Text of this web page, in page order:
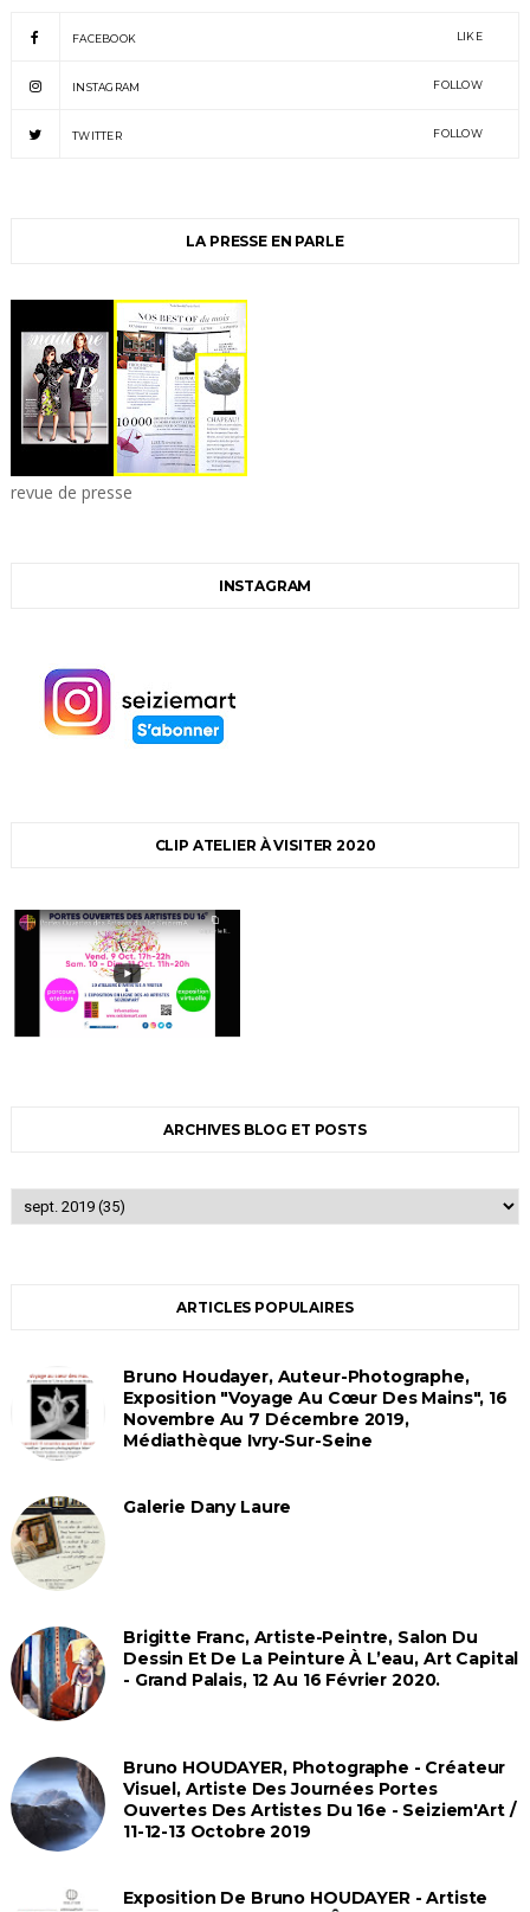
FACEBOOK LIKE
INSTAGRAM FOLLOW
TWITTER FOLLOW
LA PRESSE EN PARLE
revue de presse
INSTAGRAM
CLIP ATELIER À VISITER 2020
ARCHIVES BLOG ET POSTS
ARTICLES POPULAIRES
Bruno Houdayer, Auteur-Photographe,
Exposition "Voyage Au Cœur Des Mains", 16
Novembre Au 7 Décembre 2019,
Médiathèque Ivry-Sur-Seine
Galerie Dany Laure
Brigitte Franc, Artiste-Peintre, Salon Du
Dessin Et De La Peinture À L’eau, Art Capital
- Grand Palais, 12 Au 16 Février 2020.
Bruno HOUDAYER, Photographe - Créateur
Visuel, Artiste Des Journées Portes
Ouvertes Des Artistes Du 16e - Seiziem'Art /
11-12-13 Octobre 2019
Exposition De Bruno HOUDAYER - Artiste